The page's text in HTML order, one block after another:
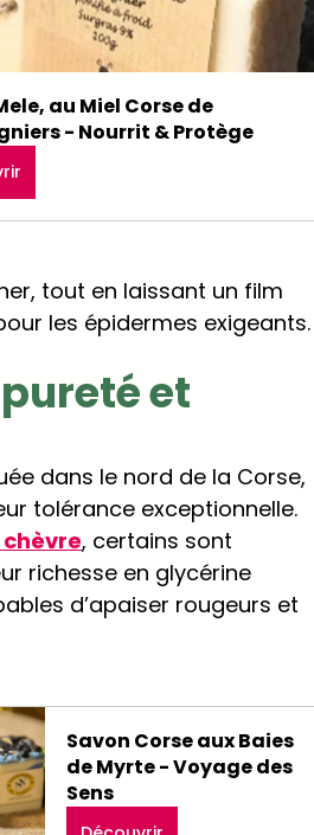
au Miel Corse de
- Nourrit & Protège
tout en laissant un film
les épidermes exigeants.
et
dans le nord de la Corse,
tolérance exceptionnelle.
, certains sont
richesse en glycérine
d’apaiser rougeurs et
Savon Corse aux Baies
de Myrte - Voyage des
Sens